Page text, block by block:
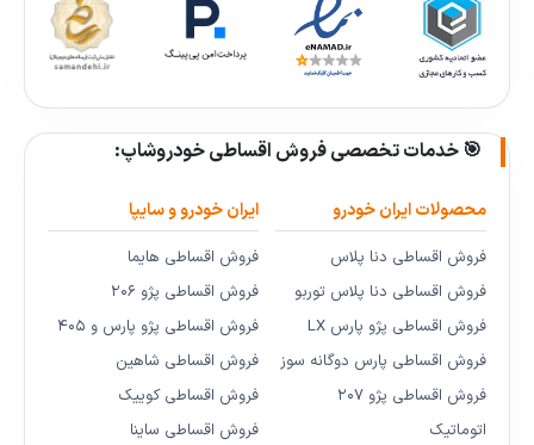
🎯 خدمات تخصصی فروش اقساطی خودروشاپ:
محصولات ایران خودرو
فروش اقساطی دنا پلاس
فروش اقساطی دنا پلاس توربو
فروش اقساطی پژو پارس LX
فروش اقساطی پارس دوگانه سوز
فروش اقساطی پژو ۲۰۷
اتوماتیک
ایران خودرو و سایپا
فروش اقساطی هایما
فروش اقساطی پژو ۲۰۶
فروش اقساطی پژو پارس و ۴۰۵
فروش اقساطی شاهین
فروش اقساطی کوییک
فروش اقساطی ساینا